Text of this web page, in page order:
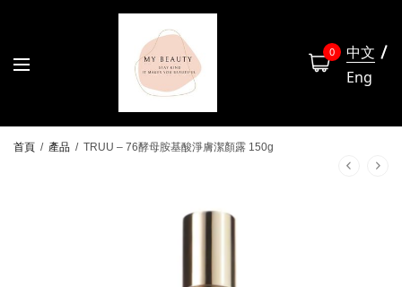
0
中文
Eng
首頁 / 產品 / TRUU – 76酵母胺基酸淨膚潔顏露 150g